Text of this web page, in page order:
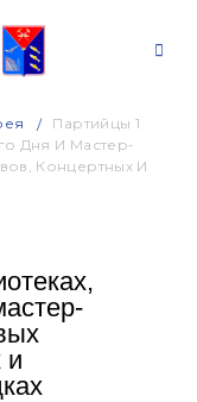
Партийцы 1
Дня И Мастер-
Концертных И
и